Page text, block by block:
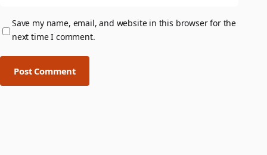
Save my name, email, and website in this browser for the
next time I comment.